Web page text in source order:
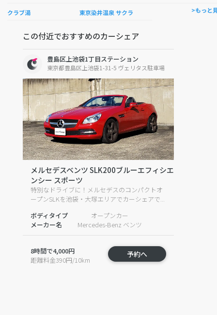
クラブ湯 東京染井温泉 サクラ >もっと
この付近でおすすめのカーシェア
豊島区上池袋1丁目ステーション
東京都豊島区上池袋1-31-5 ヴェリタス駐車場
メルセデスベンツ SLK200ブルーエフィシエ
ンシー スポーツ
特別なドライブに！メルセデスのコンパクトオ
ープンSLKを池袋・大塚エリアでカーシェアで...
ボディタイプ
メーカー名
オープンカー
Mercedes-Benz ベンツ
8時間で4,000円
距離料金390円/10km
予約へ